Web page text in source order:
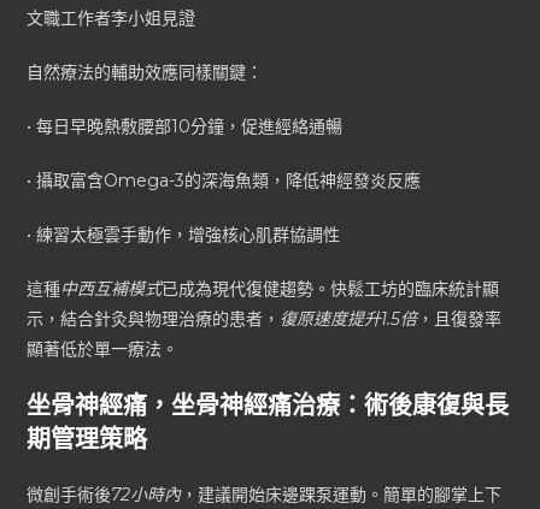
文職工作者李小姐見證
自然療法的輔助效應同樣關鍵：
• 每日早晚熱敷腰部10分鐘，促進經絡通暢
• 攝取富含Omega-3的深海魚類，降低神經發炎反應
• 練習太極雲手動作，增強核心肌群協調性
這種中西互補模式已成為現代復健趨勢。快鬆工坊的臨床統計顯
示，結合針灸與物理治療的患者， 復原速度提升1.5倍，且復發率
顯著低於單一療法。
坐骨神經痛，坐骨神經痛治療：術後康復與長
期管理策略
微創手術後72小時內，建議開始床邊踝泵運動。簡單的腳掌上下